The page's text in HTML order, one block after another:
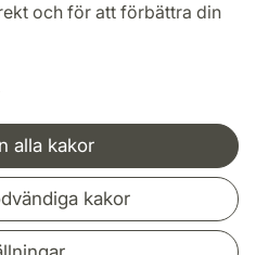
och för att förbättra din
alla kakor
kakor
och nätverk